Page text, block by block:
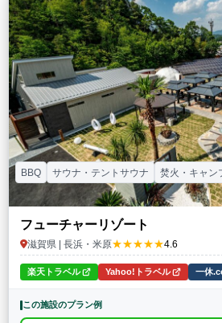
フューチャーリゾート
滋賀県 | 長浜・米原★★★★★4.6
BBQ サウナ・テントサウナ 焚火・キャン
楽天トラベル Yahoo!トラベル 一休
この施設のプラン例